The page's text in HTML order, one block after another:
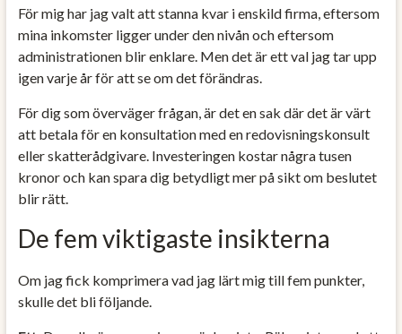
För mig har jag valt att stanna kvar i enskild firma, eftersom
mina inkomster ligger under den nivån och eftersom
administrationen blir enklare. Men det är ett val jag tar upp
igen varje år för att se om det förändras.
För dig som överväger frågan, är det en sak där det är värt
att betala för en konsultation med en redovisningskonsult
eller skatterådgivare. Investeringen kostar några tusen
kronor och kan spara dig betydligt mer på sikt om beslutet
blir rätt.
De fem viktigaste insikterna
Om jag fick komprimera vad jag lärt mig till fem punkter,
skulle det bli följande.